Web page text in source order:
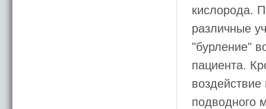
кислорода.
различные
"бурление"
пациента.
подводного